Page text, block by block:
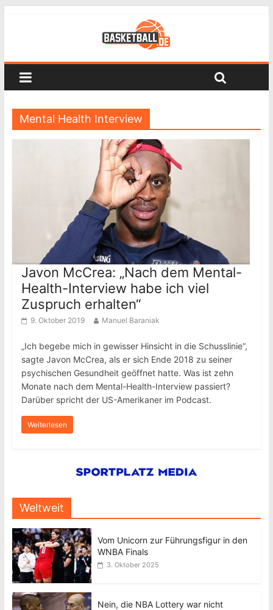
Mental Health Interview
Javon McCrea: „Nach dem Mental-
Health-Interview habe ich viel
Zuspruch erhalten“
9. Oktober 2019 Manuel Baraniak
„Ich begebe mich in gewisser Hinsicht in die Schusslinie“,
sagte Javon McCrea, als er sich Ende 2018 zu seiner
psychischen Gesundheit geöffnet hatte. Was ist zehn
Monate nach dem Mental-Health-Interview passiert?
Darüber spricht der US-Amerikaner im Podcast.
Weiterlesen
Weltweit
Vom Unicorn zur Führungsfigur in den
WNBA Finals
3. Oktober 2025
Nein, die NBA Lottery war nicht